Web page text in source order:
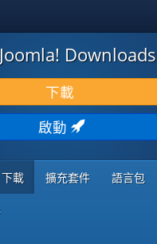
Joomla! Downloads
下載
啟動
下載 擴充套件 語言包